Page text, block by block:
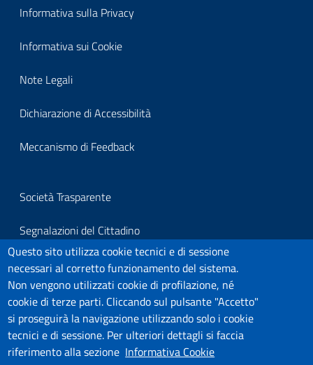
Block
it-
block-
footerprivacy
Informativa sulla Privacy
Informativa sui Cookie
Note Legali
Dichiarazione di Accessibilità
Meccanismo di Feedback
Block
it-
block-
footersegnalazioni
Società Trasparente
Segnalazioni del Cittadino
Per segnalazioni all'Organo Di Vigilanza
Link Utili
Covid-19
Questo sito utilizza cookie tecnici e di sessione
necessari al corretto funzionamento del sistema.
Non vengono utilizzati cookie di profilazione, né
cookie di terze parti. Cliccando sul pulsante "Accetto"
si proseguirà la navigazione utilizzando solo i cookie
tecnici e di sessione. Per ulteriori dettagli si faccia
riferimento alla sezione Informativa Cookie